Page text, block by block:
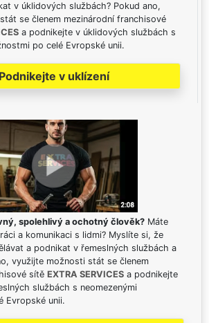
v úklidových službách? Pokud ano,
se členem mezinárodní franchisové
a podnikejte v úklidových službách s
po celé Evropské unii.
Podnikejte v uklízení
spolehlivý a ochotný člověk? Máte
a komunikaci s lidmi? Myslíte si, že
a podnikat v řemeslných službách a
využijte možnosti stát se členem
sítě EXTRA SERVICES a podnikejte
službách s neomezenými
Evropské unii.